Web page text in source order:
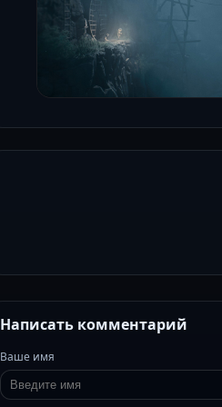
Написать комментарий
Ваше имя